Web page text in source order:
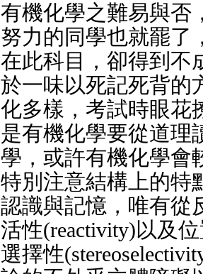
有機化學之難易與否
努力的同學也就罷了
在此科目，卻得到不
於一味以死記死背的
化多樣，考試時眼花
是有機化學要從道理
學，或許有機化學會
特別注意結構上的特
認識與記憶，唯有從
活性(reactivity)以及
選擇性